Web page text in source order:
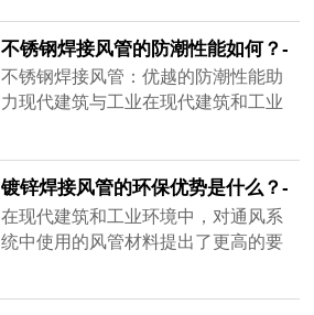
不锈钢焊接风管的防潮性能如何？-
[大世界]
不锈钢焊接风管：优越的防潮性能助
力现代建筑与工业在现代建筑和工业
焊接风管以其出色的防潮性能，成为
众多高湿度环境的选择。
镀锌焊接风管的环保优势是什么？-
[大世界]
在现代建筑和工业环境中，对通风系
统中使用的风管材料提出了更高的要